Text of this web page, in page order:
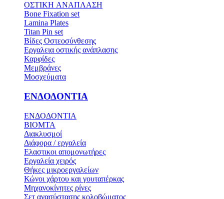
ΟΣΤΙΚH ΑΝΑΠΛΑΣH
Bone Fixation set
Lamina Plates
Titan Pin set
Βίδες Οστεοσύνθεσης
Εργαλεια οστικής ανάπλασης
Καρφίδες
Μεμβράνες
Μοσχεύματα
ΕΝΔΟΔΟΝΤΙΑ
ΕΝΔΟΔΟΝΤΙΑ
BIOMTA
Διακλυσμοί
Διάφορα / εργαλεία
Ελαστικοι απομονωτήρες
Εργαλεία χειρός
Θήκες μικροεργαλείων
Κώνοι χάρτου και γουταπέρκας
Μηχανοκίνητες ρίνες
Σετ ανασύστασης κολοβώματος